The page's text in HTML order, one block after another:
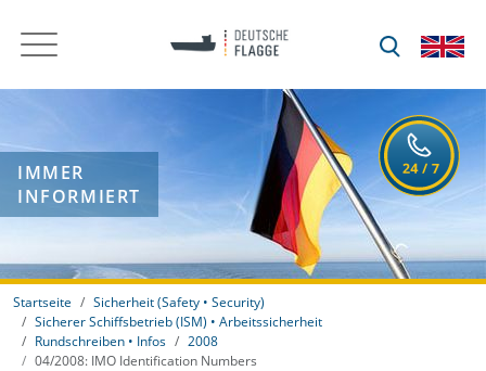
IMMER
INFORMIERT
Startseite
Sicherheit (Safety • Security)
Sicherer Schiffsbetrieb (ISM) • Arbeitssicherheit
Rundschreiben • Infos
2008
04/2008: IMO Identification Numbers